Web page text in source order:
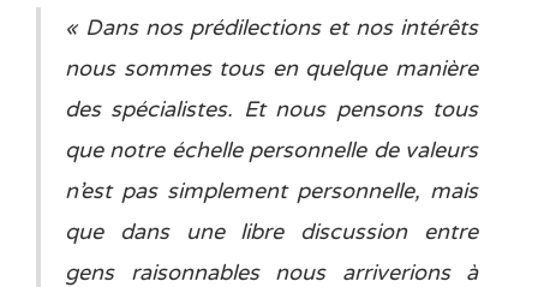
« Dans nos prédilections et nos intérêts
nous sommes tous en quelque manière
des spécialistes. Et nous pensons tous
que notre échelle personnelle de valeurs
n’est pas simplement personnelle, mais
que dans une libre discussion entre
gens raisonnables nous arriverions à